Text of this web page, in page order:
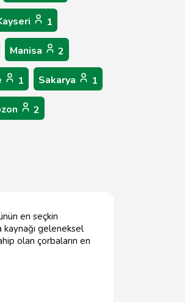
1
Manisa 2
1 Sakarya 1
2
en seçkin
kaynağı geleneksel
olan çorbaların en